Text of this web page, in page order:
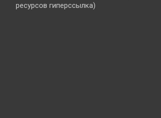
ресурсов гиперссылка)